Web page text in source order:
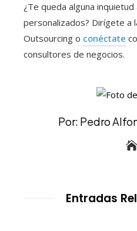
¿Te queda alguna
personalizados? Dirígete a
Outsourcing o conéctate
consultores de negocios.
Por: Pedro
Entradas